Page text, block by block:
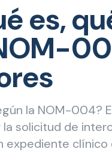
es,
la NOM-004?
solicitud de
expediente